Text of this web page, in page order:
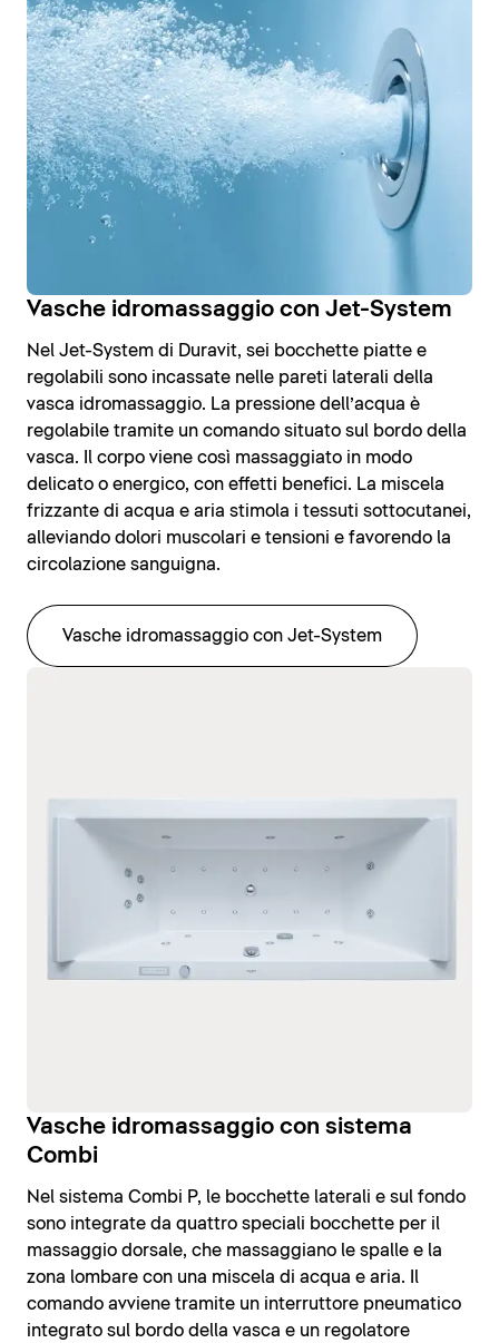
Vasche idromassaggio con Jet-System
Nel Jet-System di Duravit, sei bocchette piatte e
regolabili sono incassate nelle pareti laterali della
vasca idromassaggio. La pressione dell’acqua è
regolabile tramite un comando situato sul bordo della
vasca. Il corpo viene così massaggiato in modo
delicato o energico, con effetti benefici. La miscela
frizzante di acqua e aria stimola i tessuti sottocutanei,
alleviando dolori muscolari e tensioni e favorendo la
circolazione sanguigna.
Vasche idromassaggio con Jet-System
Vasche idromassaggio con sistema
Combi
Nel sistema Combi P, le bocchette laterali e sul fondo
sono integrate da quattro speciali bocchette per il
massaggio dorsale, che massaggiano le spalle e la
zona lombare con una miscela di acqua e aria. Il
comando avviene tramite un interruttore pneumatico
integrato sul bordo della vasca e un regolatore